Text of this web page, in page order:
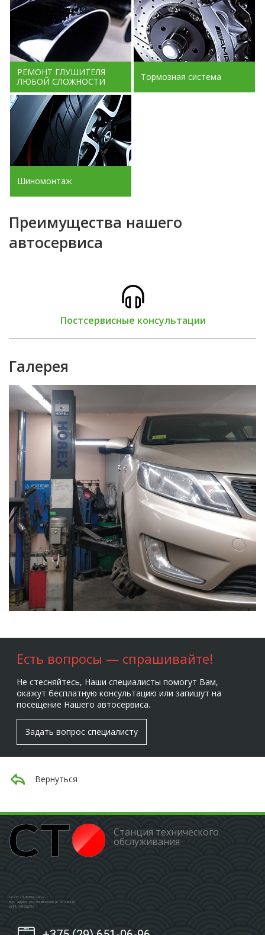
РЕМОНТ ГЛУШИТЕЛЯ
ЛЮБОЙ СЛОЖНОСТИ
Тормозная система
Шиномонтаж
Преимущества нашего
автосервиса
консультации
Галерея
Есть вопросы — спрашивайте!
Не стесняйтесь, Наши специалисты помогут Вам,
окажут бесплатную консультацию или запишут на
посещение Нашего автосервиса.
Задать вопрос специалисту
Вернуться
Станция технического
обслуживания
ЧСУП «ЗШБРМ-авто»
Юр. адрес: ул.Славинского д. 37 кв.346
УНП: 191592754